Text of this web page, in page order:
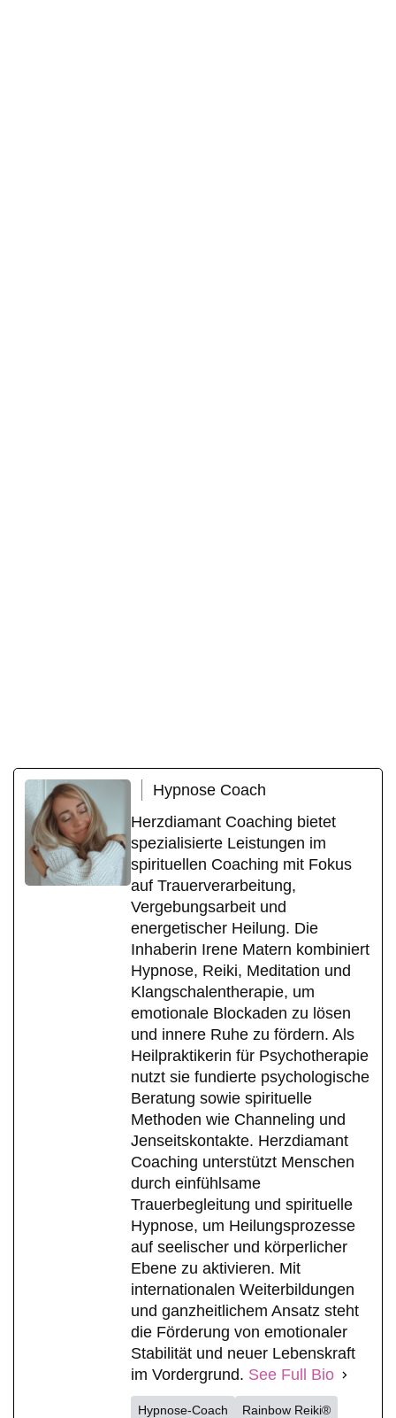
Hypnose Coach
Herzdiamant Coaching bietet
spezialisierte Leistungen im
spirituellen Coaching mit Fokus
auf Trauerverarbeitung,
Vergebungsarbeit und
energetischer Heilung. Die
Inhaberin Irene Matern kombiniert
Hypnose, Reiki, Meditation und
Klangschalentherapie, um
emotionale Blockaden zu lösen
und innere Ruhe zu fördern. Als
Heilpraktikerin für Psychotherapie
nutzt sie fundierte psychologische
Beratung sowie spirituelle
Methoden wie Channeling und
Jenseitskontakte. Herzdiamant
Coaching unterstützt Menschen
durch einfühlsame
Trauerbegleitung und spirituelle
Hypnose, um Heilungsprozesse
auf seelischer und körperlicher
Ebene zu aktivieren. Mit
internationalen Weiterbildungen
und ganzheitlichem Ansatz steht
die Förderung von emotionaler
Stabilität und neuer Lebenskraft
im Vordergrund. See Full Bio
Hypnose-Coach Rainbow Reiki®